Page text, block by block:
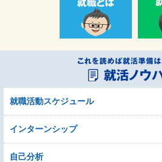
就職活動スケジュール
インターンシップ
自己分析